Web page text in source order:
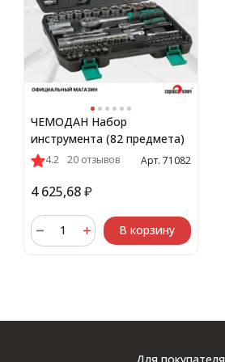
ЧЕМОДАН Набор
инструмента (82 предмета)
4.2 20 отзывов Арт. 71082
4 625,68₽
В корзину